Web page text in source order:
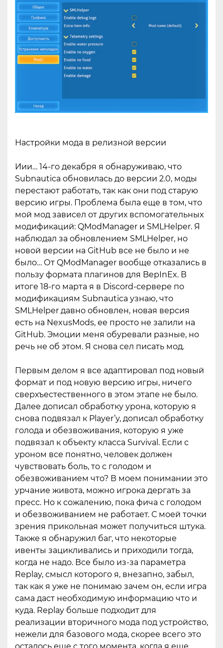
Настройки мода в релизной версии
Иии… 14-го декабря я обнаруживаю, что
Subnautica обновилась до версии 2.0, моды
перестают работать, так как они под старую
версию игры. Проблема была еще в том, что
мой мод зависел от других вспомогательных
модификаций: QModManager и SMLHelper. Я
наблюдал за обновлением SMLHelper, но
новой версии на GitHub все не было и не
было… От QModManager вообще отказались в
пользу формата плагинов для BepInEx. В
итоге 18-го марта я в Discord-сервере по
модификациям Subnautica узнаю, что
SMLHelper давно обновлен, новая версия
есть на NexusMods, ее просто не залили на
GitHub. Эмоции меня обуревали разные, но
речь не об этом. Я снова сел писать мод.
Первым делом я все адаптировал под новый
формат и под новую версию игры, ничего
сверхъестественного в этом этапе не было.
Далее дописал обработку урона, которую я
снова подвязал к Player’у, дописал обработку
голода и обезвоживания, которую я уже
подвязал к объекту класса Survival. Если с
уроном все понятно, человек должен
чувствовать боль, то с голодом и
обезвоживанием что? В моем понимании это
урчание живота, можно игрока дергать за
пресс. Но к сожалению, пока фича с голодом
и обезвоживанием не работает. С моей точки
зрения прикольная может получиться штука.
Также я обнаружил баг, что некоторые
ивенты зацикливались и приходили тогда,
когда не надо. Все было из-за параметра
Replay, смысл которого я, внезапно, забыл,
так как я уже не понимаю зачем он, если игра
сама даст необходимую информацию что и
куда. Replay больше подходит для
реализации вторичного мода под устройство,
нежели для базового мода, скорее всего это